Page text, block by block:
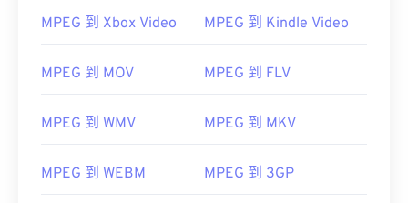
MPEG 到 Xbox Video MPEG 到 Kindle Video
MPEG 到 MOV MPEG 到 FLV
MPEG 到 WMV MPEG 到 MKV
MPEG 到 WEBM MPEG 到 3GP